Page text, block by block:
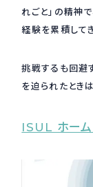
れごと」の精神
経験を累積して
挑戦するも回避
を迫られたとき
ISUL ホー